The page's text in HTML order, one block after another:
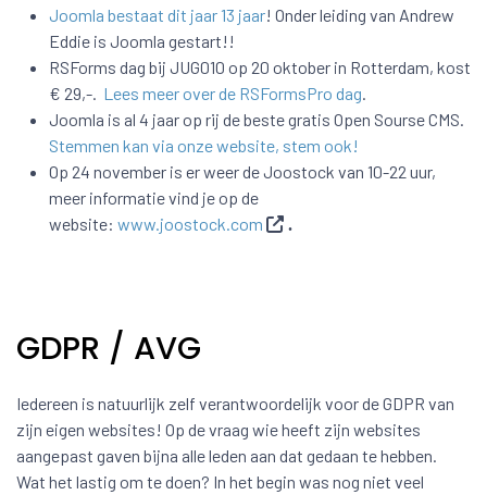
Joomla bestaat dit jaar 13 jaar! Onder leiding van Andrew
Eddie is Joomla gestart!!
RSForms dag bij JUG010 op 20 oktober in Rotterdam, kost
€ 29,-. Lees meer over de RSFormsPro dag.
Joomla is al 4 jaar op rij de beste gratis Open Sourse CMS.
Stemmen kan via onze website, stem ook!
Op 24 november is er weer de Joostock van 10-22 uur,
meer informatie vind je op de
website: www.joostock.com .
GDPR / AVG
Iedereen is natuurlijk zelf verantwoordelijk voor de GDPR van
zijn eigen websites! Op de vraag wie heeft zijn websites
aangepast gaven bijna alle leden aan dat gedaan te hebben.
Wat het lastig om te doen? In het begin was nog niet veel